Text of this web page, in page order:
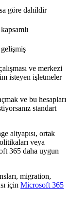
göre dahildir
ve merkezi
isteyen işletmeler
ve bu hesapları
standart
altyapısı, ortak
veya
365 daha uygun
migration,
için Microsoft 365